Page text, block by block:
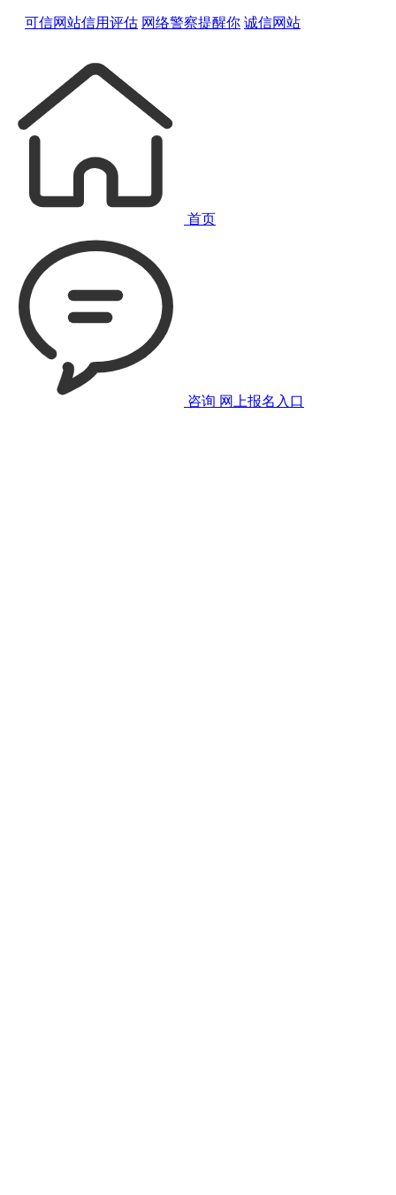
可信网站信用评估 网络警察提醒你 诚信网站
首页
咨询 网上报名入口